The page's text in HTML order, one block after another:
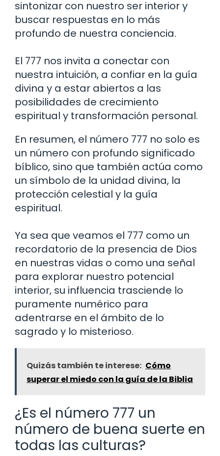
sintonizar con nuestro ser interior y
buscar respuestas en lo más
profundo de nuestra conciencia.
El 777 nos invita a conectar con
nuestra intuición, a confiar en la guía
divina y a estar abiertos a las
posibilidades de crecimiento
espiritual y transformación personal.
En resumen, el número 777 no solo es
un número con profundo significado
bíblico, sino que también actúa como
un símbolo de la unidad divina, la
protección celestial y la guía
espiritual.
Ya sea que veamos el 777 como un
recordatorio de la presencia de Dios
en nuestras vidas o como una señal
para explorar nuestro potencial
interior, su influencia trasciende lo
puramente numérico para
adentrarse en el ámbito de lo
sagrado y lo misterioso.
Quizás también te interese: Cómo
superar el miedo con la guía de la Biblia
¿Es el número 777 un
número de buena suerte en
todas las culturas?